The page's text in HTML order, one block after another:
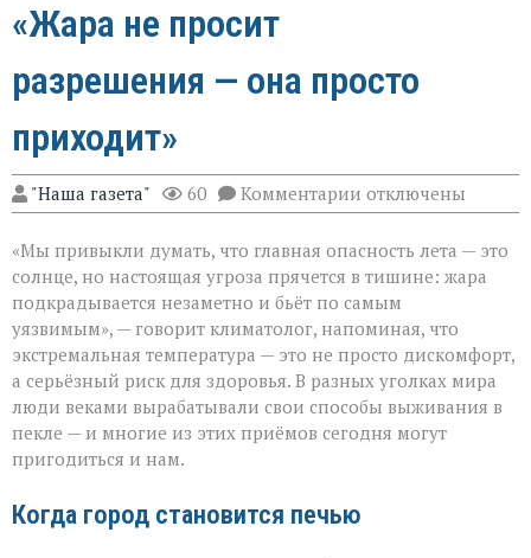
«Жара не просит
разрешения — она просто
приходит»
"Наша газета" 60 Комментарии к
записи
не
просит
разрешения — она
просто
приходит»
отключены
«Мы привыкли думать, что главная опасность лета — это
солнце, но настоящая угроза прячется в тишине: жара
подкрадывается незаметно и бьёт по самым
уязвимым», — говорит климатолог, напоминая, что
экстремальная температура — это не просто дискомфорт,
а серьёзный риск для здоровья. В разных уголках мира
люди веками вырабатывали свои способы выживания в
пекле — и многие из этих приёмов сегодня могут
пригодиться и нам.
Когда город становится печью